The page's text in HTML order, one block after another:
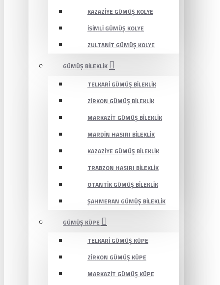
KAZAZIYE GÜMÜŞ KOLYE
İSIMLI GÜMÜŞ KOLYE
ZULTANIT GÜMÜŞ KOLYE
GÜMÜŞ BILEKLIK
TELKARI GÜMÜŞ BILEKLIK
ZIRKON GÜMÜŞ BILEKLIK
MARKAZIT GÜMÜŞ BILEKLIK
MARDIN HASIRI BILEKLIK
KAZAZIYE GÜMÜŞ BILEKLIK
TRABZON HASIRI BILEKLIK
OTANTIK GÜMÜŞ BILEKLIK
ŞAHMERAN GÜMÜŞ BILEKLIK
GÜMÜŞ KÜPE
TELKARI GÜMÜŞ KÜPE
ZIRKON GÜMÜŞ KÜPE
MARKAZIT GÜMÜŞ KÜPE